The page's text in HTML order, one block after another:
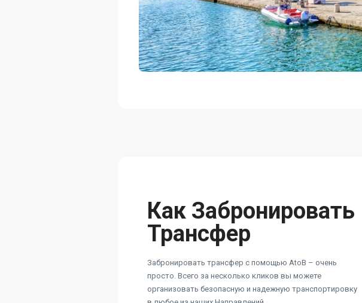
Как Забронировать
Трансфер
Забронировать трансфер с помощью AtoB – очень
просто. Всего за несколько кликов вы можете
организовать безопасную и надежную транспортировку